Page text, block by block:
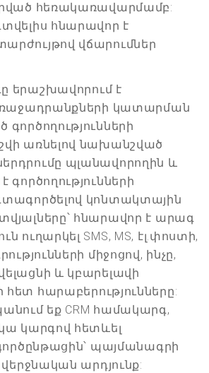
հեռակառավարմամբ:
հնարավոր է
վճարումներ
երաշխավորում է
կատարման
առնելով նախանշված
պլանավորողին և
գործողությունների
կոնտակտային
հնարավոր է արագ
ուղարկել SMS, MS, էլ.փոստի,
միջոցով, ինչը,
և կբարելավի
հարաբերությունները:
եք CRM համակարգ,
կարգով հետևել
պայմանագրի
վերջնական արդյունք: